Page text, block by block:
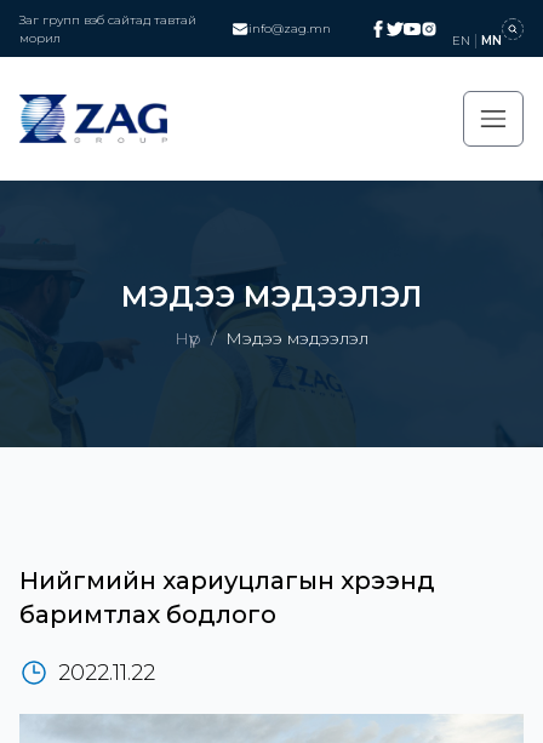
Заг групп вэб сайтад тавтай
морил
info@zag.mn
EN MN
МЭДЭЭ МЭДЭЭЛЭЛ
Нүүр / Мэдээ мэдээлэл
Нийгмийн хариуцлагын хүрээнд
баримтлах бодлого
2022.11.22